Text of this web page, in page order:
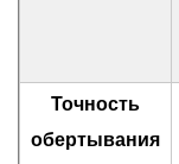
Точность
обертывания